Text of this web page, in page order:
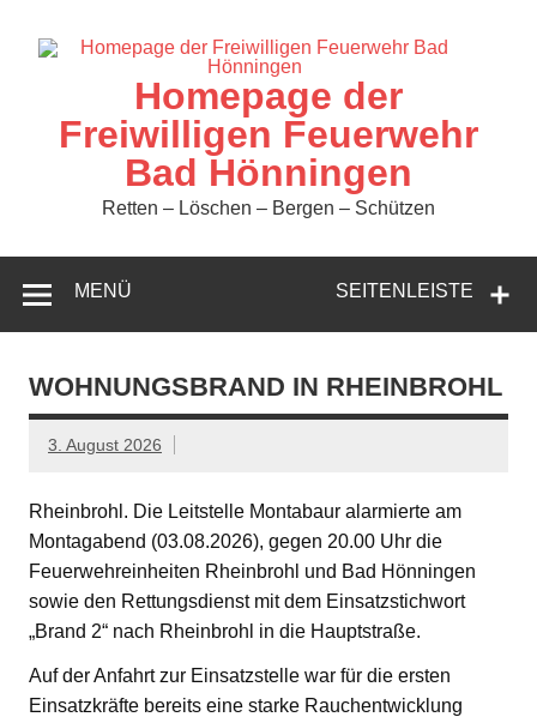
springen
Homepage der
Freiwilligen Feuerwehr
Bad Hönningen
Retten – Löschen – Bergen – Schützen
SEITENLEISTE
MENÜ
WOHNUNGSBRAND IN RHEINBROHL
3. August 2026
Rheinbrohl. Die Leitstelle Montabaur alarmierte am
Montagabend (03.08.2026), gegen 20.00 Uhr die
Feuerwehreinheiten Rheinbrohl und Bad Hönningen
sowie den Rettungsdienst mit dem Einsatzstichwort
„Brand 2“ nach Rheinbrohl in die Hauptstraße.
Auf der Anfahrt zur Einsatzstelle war für die ersten
Einsatzkräfte bereits eine starke Rauchentwicklung